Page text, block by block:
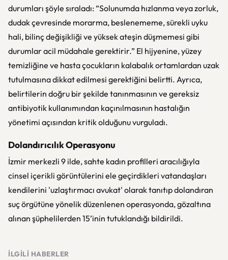
durumları şöyle sıraladı: “Solunumda hızlanma veya zorluk,
dudak çevresinde morarma, beslenememe, sürekli uyku
hali, bilinç değişikliği ve yüksek ateşin düşmemesi gibi
durumlar acil müdahale gerektirir.” El hijyenine, yüzey
temizliğine ve hasta çocukların kalabalık ortamlardan uzak
tutulmasına dikkat edilmesi gerektiğini belirtti. Ayrıca,
belirtilerin doğru bir şekilde tanınmasının ve gereksiz
antibiyotik kullanımından kaçınılmasının hastalığın
yönetimi açısından kritik olduğunu vurguladı.
Dolandırıcılık Operasyonu
İzmir merkezli 9 ilde, sahte kadın profilleri aracılığıyla
cinsel içerikli görüntülerini ele geçirdikleri vatandaşları
kendilerini 'uzlaştırmacı avukat' olarak tanıtıp dolandıran
suç örgütüne yönelik düzenlenen operasyonda, gözaltına
alınan şüphelilerden 15’inin tutuklandığı bildirildi.
İLGILI HABERLER